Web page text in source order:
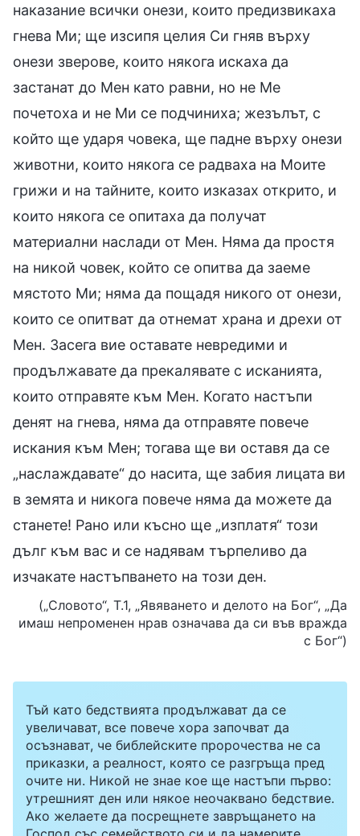
наказание всички онези, които предизвикаха
гнева Ми; ще изсипя целия Си гняв върху
онези зверове, които някога искаха да
застанат до Мен като равни, но не Ме
почетоха и не Ми се подчиниха; жезълът, с
който ще ударя човека, ще падне върху онези
животни, които някога се радваха на Моите
грижи и на тайните, които изказах открито, и
които някога се опитаха да получат
материални наслади от Мен. Няма да простя
на никой човек, който се опитва да заеме
мястото Ми; няма да пощадя никого от онези,
които се опитват да отнемат храна и дрехи от
Мен. Засега вие оставате невредими и
продължавате да прекалявате с исканията,
които отправяте към Мен. Когато настъпи
денят на гнева, няма да отправяте повече
искания към Мен; тогава ще ви оставя да се
„наслаждавате“ до насита, ще забия лицата ви
в земята и никога повече няма да можете да
станете! Рано или късно ще „изплатя“ този
дълг към вас и се надявам търпеливо да
изчакате настъпването на този ден.
(„Словото“, Т.1, „Явяването и делото на Бог“, „Да
имаш непроменен нрав означава да си във вражда
с Бог“)
Тъй като бедствията продължават да се
увеличават, все повече хора започват да
осъзнават, че библейските пророчества не са
приказки, а реалност, която се разгръща пред
очите ни. Никой не знае кое ще настъпи първо:
утрешният ден или някое неочаквано бедствие.
Ако желаете да посрещнете завръщането на